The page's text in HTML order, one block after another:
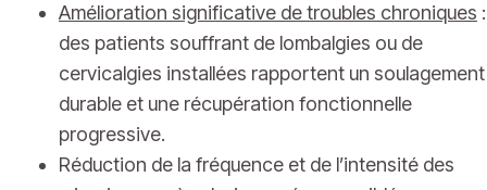
Amélioration significative de troubles chroniques :
des patients souffrant de lombalgies ou de
cervicalgies installées rapportent un soulagement
durable et une récupération fonctionnelle
progressive.
Réduction de la fréquence et de l’intensité des